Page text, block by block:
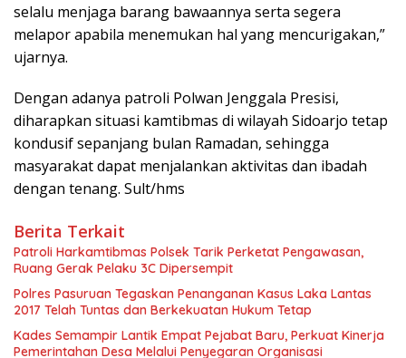
selalu menjaga barang bawaannya serta segera
melapor apabila menemukan hal yang mencurigakan,”
ujarnya.
Dengan adanya patroli Polwan Jenggala Presisi,
diharapkan situasi kamtibmas di wilayah Sidoarjo tetap
kondusif sepanjang bulan Ramadan, sehingga
masyarakat dapat menjalankan aktivitas dan ibadah
dengan tenang. Sult/hms
Berita Terkait
Patroli Harkamtibmas Polsek Tarik Perketat Pengawasan,
Ruang Gerak Pelaku 3C Dipersempit
Polres Pasuruan Tegaskan Penanganan Kasus Laka Lantas
2017 Telah Tuntas dan Berkekuatan Hukum Tetap
Kades Semampir Lantik Empat Pejabat Baru, Perkuat Kinerja
Pemerintahan Desa Melalui Penyegaran Organisasi